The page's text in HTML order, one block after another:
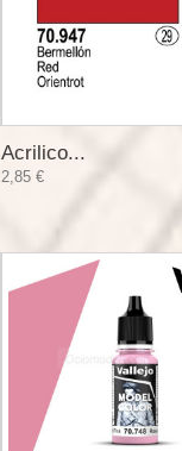
Acrilico...
2,85 €